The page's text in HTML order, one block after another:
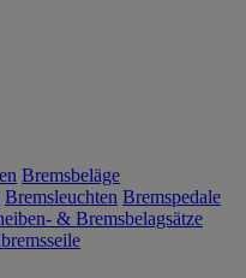
Bremsbeläge
Bremsleuchten Bremspedale
& Bremsbelagsätze